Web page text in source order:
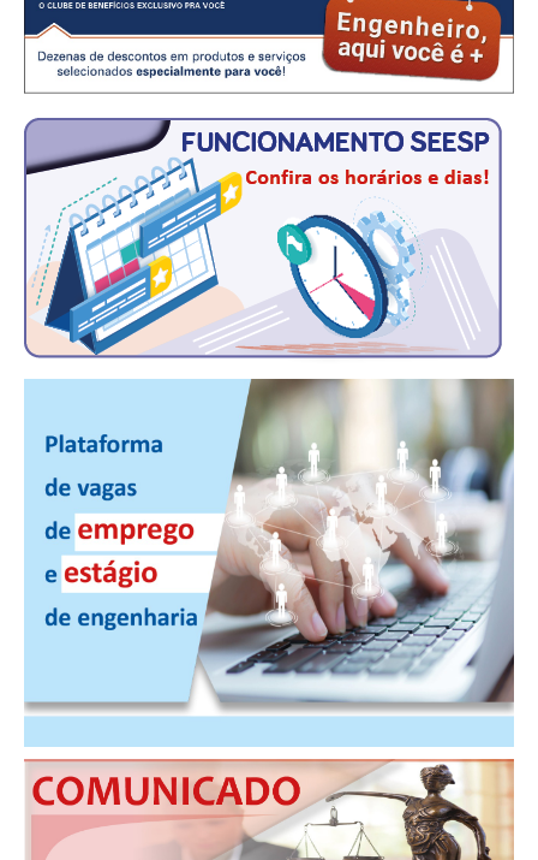
PLATAFORMAS GRATUITAS
BENEFÍCIOS
APOSENTADORIA
CONVÊNIOS
PLANO DE SAÚDE
SEESPPREV
CONSÓRCIOS
NOTÍCIAS
CONTEÚDO ESPECIAL
JORNAL DO ENGENHEIRO
SEESP NOTÍCIAS
NOTÍCIAS NO WHATSAPP
FOTOS